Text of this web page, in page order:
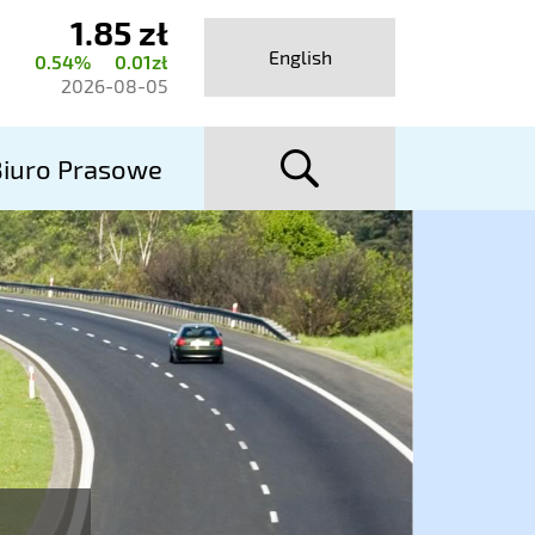
Aktualny
1.85 zł
0.54%
0.01zł
2026-08-05
English
Prasowe